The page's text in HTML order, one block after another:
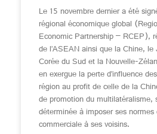
Le 15 novembre dernier a été
régional économique global
Economic Partnership – RCEP),
de l’ASEAN ainsi que la Chine,
Corée du Sud et la Nouvelle-
en exergue la perte d’influence
région au profit de celle de la
de promotion du multilatéralisme,
déterminée à imposer ses
commerciale à ses voisins.